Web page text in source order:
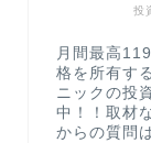
投
月間最高
格を所有す
ニックの投
中！！取材
からの質問